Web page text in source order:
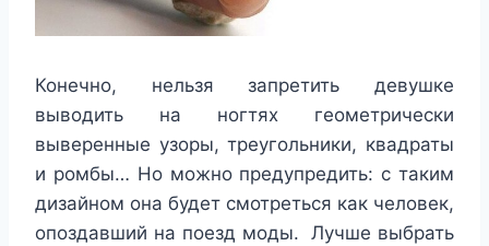
Конечно, нельзя запретить девушке
выводить на ногтях геометрически
выверенные узоры, треугольники, квадраты
и ромбы… Но можно предупредить: с таким
дизайном она будет смотреться как человек,
опоздавший на поезд моды. Лучше выбрать